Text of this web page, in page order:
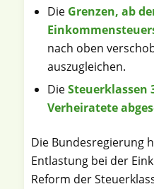
Die Grenzen, ab
nach oben
auszugleichen.
DieSteuerklassen
Verheiratete
Die Bundesregierung
Entlastung bei der
Reform der